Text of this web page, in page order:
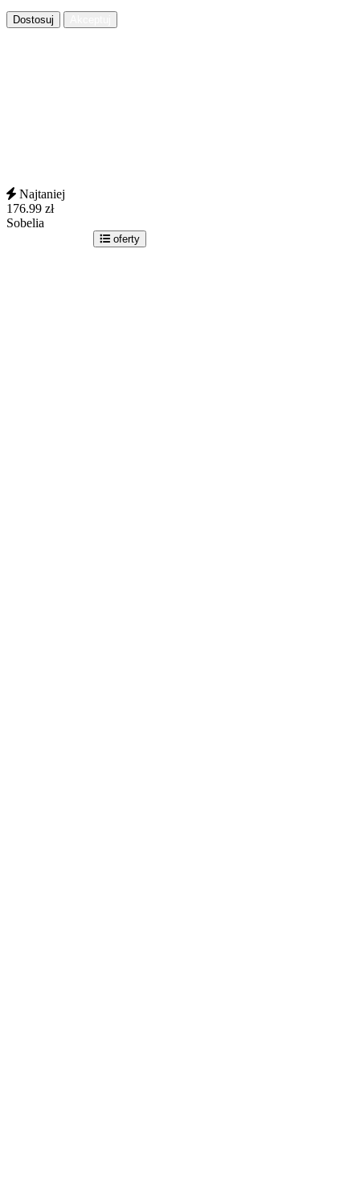
Dostosuj
Najtaniej
176.99 zł
Sobelia
oferty